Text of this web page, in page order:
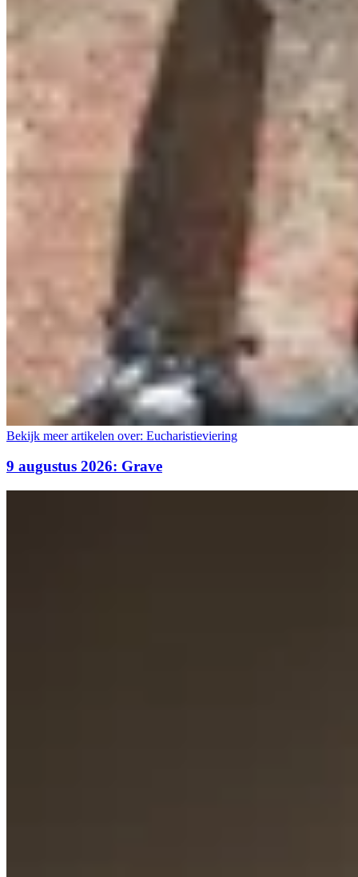
Bekijk meer artikelen over: Eucharistieviering
9 augustus 2026: Grave